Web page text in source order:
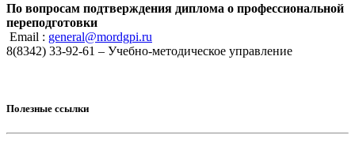
По вопросам подтверждения диплома о профессиональной
переподготовки
Email : general@mordgpi.ru
8(8342) 33-92-61 – Учебно-методическое управление
Полезные ссылки